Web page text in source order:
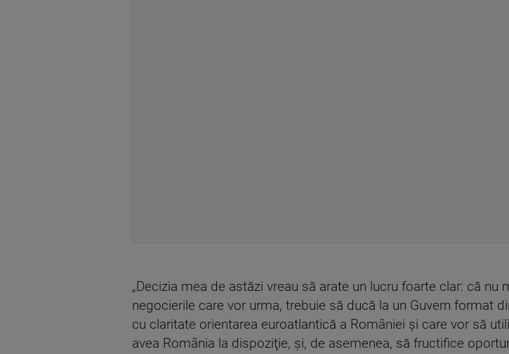
„Decizia mea de astăzi vreau să arate un lucru foarte clar: că
negocierile care vor urma, trebuie să ducă la un Guvern format
cu claritate orientarea euroatlantică a României şi care vor să
avea România la dispoziţie, şi, de asemenea, să fructifice